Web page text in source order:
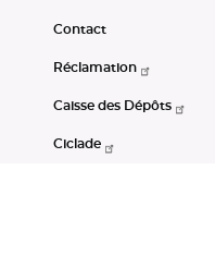
Contact
Réclamation
Caisse des Dépôts
Ciclade